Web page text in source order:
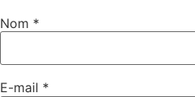
Nom *
E-mail *